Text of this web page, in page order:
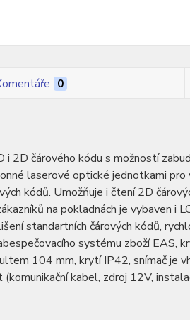
0
2D čárového kódu s možností
laserové optické jednotkami pro
kódů. Umožňuje i čtení 2D
na pokladnách je vybaven i
standartních čárových kódů,
systému zboží EAS,
104 mm, krytí IP42, snímač je
kabel, zdroj 12V,